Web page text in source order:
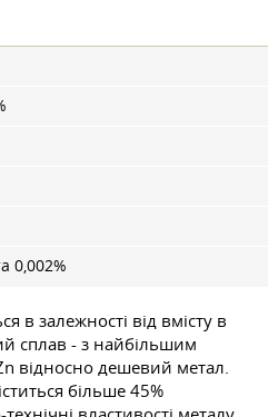
0,002%
в залежності від вмісту в
сплав - з найбільшим
відносно дешевий метал.
більше 45%